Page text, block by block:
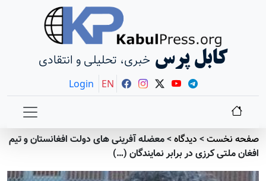
کابل پرس خبری، تحلیلی و انتقادی
Login EN
صفحه نخست> دیدگاه>معضله آفرینی های دولت افغانستان و تیم
افغان ملتی کرزی در برابر نمایندگان (…)